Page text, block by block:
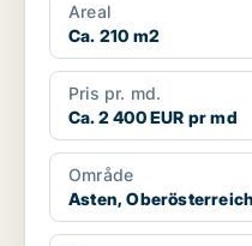
Areal
Ca. 210 m2
Pris pr. md.
Ca. 2 400 EUR pr md
Område
Asten, Oberösterreich